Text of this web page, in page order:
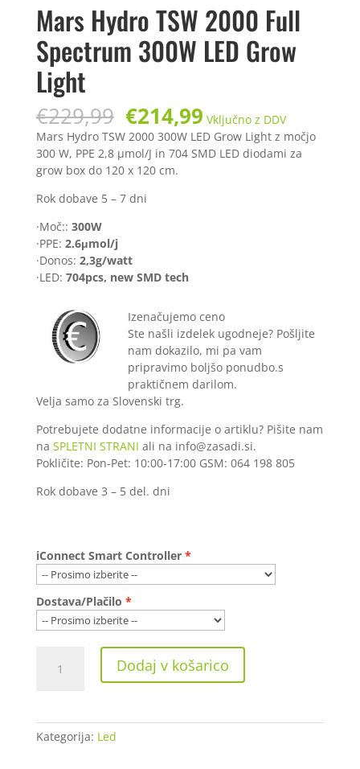
Mars Hydro TSW 2000 Full
Spectrum 300W LED Grow
Light
€229,99 Izvirna
cena
je
bila:
€229,99.
€214,99Trenutna
cena
je:
€214,99.
Vključno z DDV
Mars Hydro TSW 2000 300W LED Grow Light z močjo
300 W, PPE 2,8 µmol/J in 704 SMD LED diodami za
grow box do 120 x 120 cm.
Rok dobave 5 – 7 dni
·Moč:: 300W
·PPE: 2.6μmol/j
·Donos: 2,3g/watt
·LED: 704pcs, new SMD tech
Izenačujemo ceno
Ste našli izdelek ugodneje? Pošljite
nam dokazilo, mi pa vam
pripravimo boljšo ponudbo.s
praktičnem darilom.
Velja samo za Slovenski trg.
Potrebujete dodatne informacije o artiklu? Pišite nam
na SPLETNI STRANI ali na info@zasadi.si.
Pokličite: Pon-Pet: 10:00-17:00 GSM: 064 198 805
Rok dobave 3 – 5 del. dni
iConnect Smart Controller
Dostava/Plačilo
Hydro
Full
Spectrum
Dodaj v košarico
Kategorija: Led